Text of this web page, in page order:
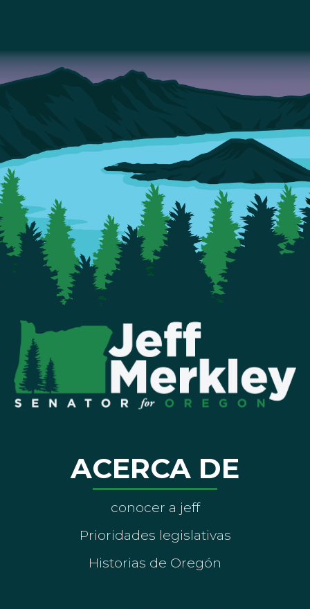
ACERCA DE
conocer a jeff
Prioridades legislativas
Historias de Oregón